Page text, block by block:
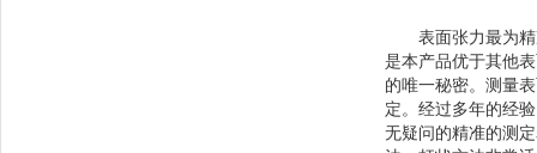
表面张力最为精
是本产品优于其他表
的唯一秘密。测
定。经过多年的
无疑问的精准的测定